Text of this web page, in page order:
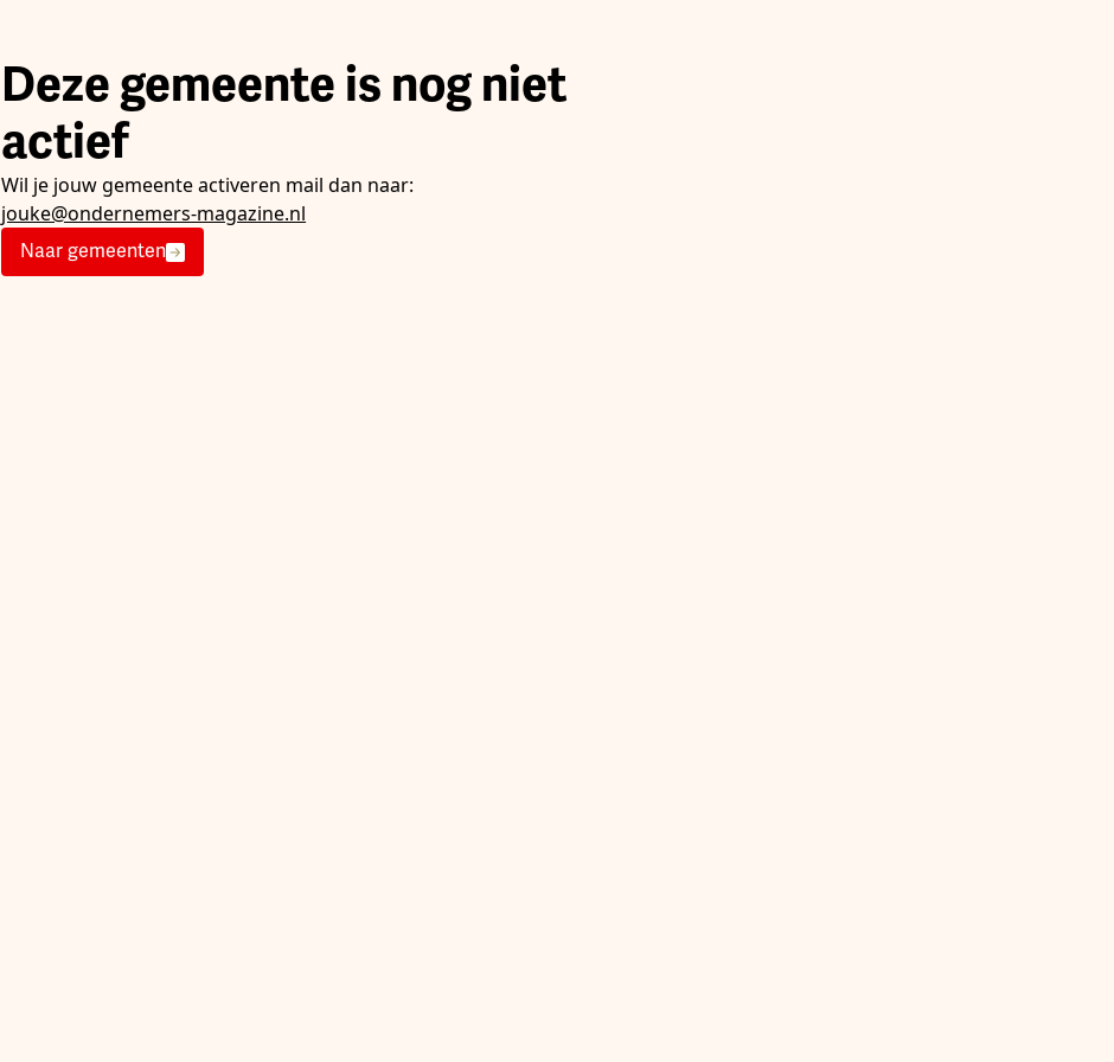
Deze gemeente is nog niet
actief
Wil je jouw gemeente activeren mail dan naar:
jouke@ondernemers-magazine.nl
Naar gemeenten